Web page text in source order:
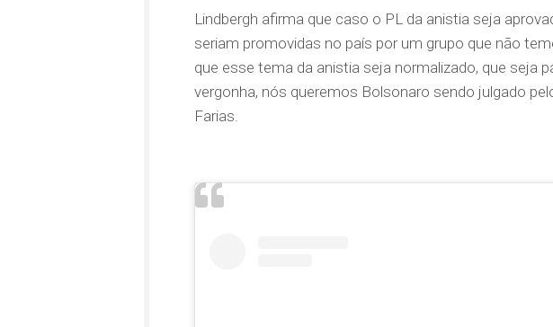
Lindbergh afirma que caso o PL da anistia seja
seriam promovidas no país por um grupo que não
que esse tema da anistia seja normalizado, que seja
vergonha, nós queremos Bolsonaro sendo julgado
Farias.